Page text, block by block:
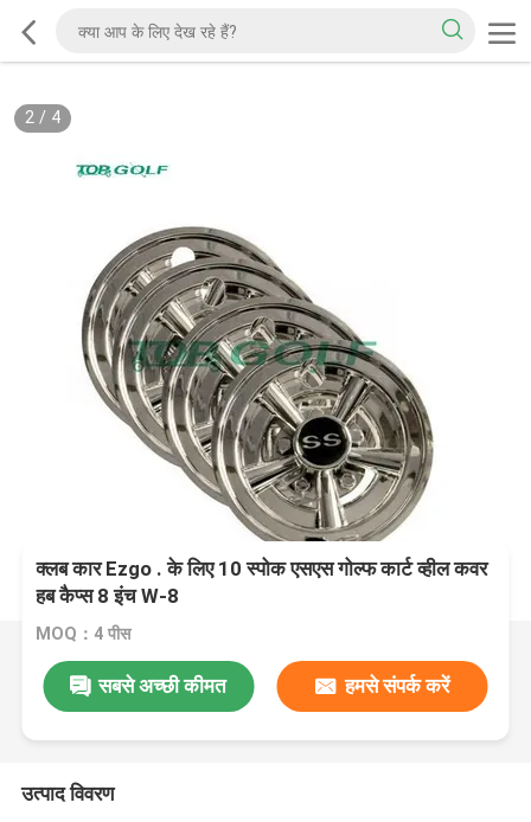
2/ 4
क्लब कार Ezgo . के लिए 10 स्पोक एसएस गोल्फ कार्ट व्हील कवर
हब कैप्स 8 इंच W-8
MOQ：4 पीस
सबसे अच्छी कीमत हमसे संपर्क करें
उत्पाद विवरण